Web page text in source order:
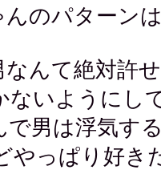
んのパターン
なんて絶対許
ないようにし
で男は浮気す
やっぱり好き